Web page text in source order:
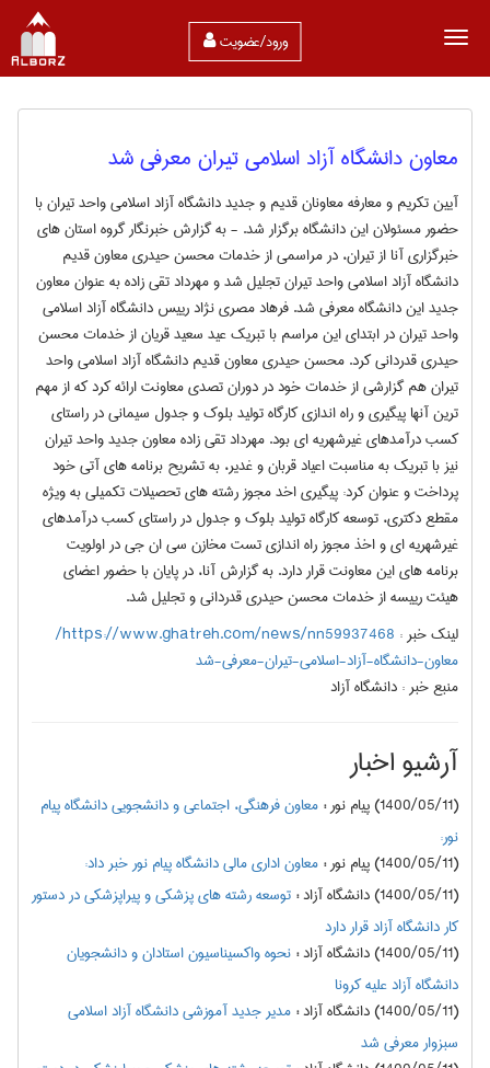
ورود/عضویت
معاون دانشگاه آزاد اسلامی تیران معرفی شد
آیین تکریم و معارفه معاونان قدیم و جدید دانشگاه آزاد اسلامی واحد تیران با
حضور مسئولان این دانشگاه برگزار شد. - به گزارش خبرنگار گروه استان های
خبرگزاری آنا از تیران، در مراسمی از خدمات محسن حیدری معاون قدیم
دانشگاه آزاد اسلامی واحد تیران تجلیل شد و مهرداد تقی زاده به عنوان معاون
جدید این دانشگاه معرفی شد. فرهاد مصری نژاد رییس دانشگاه آزاد اسلامی
واحد تیران در ابتدای این مراسم با تبریک عید سعید قریان از خدمات محسن
حیدری قدردانی کرد. محسن حیدری معاون قدیم دانشگاه آزاد اسلامی واحد
تیران هم گزارشی از خدمات خود در دوران تصدی معاونت ارائه کرد که از مهم
ترین آنها پیگیری و راه اندازی کارگاه تولید بلوک و جدول سیمانی در راستای
کسب درآمدهای غیرشهریه ای بود. مهرداد تقی زاده معاون جدید واحد تیران
نیز با تبریک به مناسبت اعیاد قربان و غدیر، به تشریح برنامه های آتی خود
پرداخت و عنوان کرد: پیگیری اخد مجوز رشته های تحصیلات تکمیلی به ویژه
مقطع دکتری، توسعه کارگاه تولید بلوک و جدول در راستای کسب درآمدهای
غیرشهریه ای و اخذ مجوز راه اندازی تست مخازن سی ان جی در اولویت
برنامه های این معاونت قرار دارد. به گزارش آنا، در پایان با حضور اعضای
هیئت رییسه از خدمات محسن حیدری قدردانی و تجلیل شد.
لینک خبر :
https://www.ghatreh.com/news/nn59937468/
معاون-دانشگاه-آزاد-اسلامی-تیران-معرفی-شد
منبع خبر :دانشگاه آزاد
آرشیو اخبار
(1400/05/11) پیام نور :معاون فرهنگی، اجتماعی و دانشجویی دانشگاه پیام
نور:
(1400/05/11) پیام نور
:معاون اداری مالی دانشگاه پیام نور خبر داد:
(1400/05/11) دانشگاه آزاد
:توسعه رشته های پزشکی و پیراپزشکی در دستور
کار دانشگاه آزاد قرار دارد
(1400/05/11) دانشگاه آزاد
:نحوه واکسیناسیون استادان و دانشجویان
دانشگاه آزاد علیه کرونا
(1400/05/11) دانشگاه آزاد
:مدیر جدید آموزشی دانشگاه آزاد اسلامی
سبزوار معرفی شد